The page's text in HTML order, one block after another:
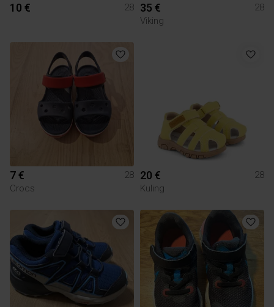
10 € 28 35 €
28
Viking
7 €
28
Crocs
20 €
28
Kuling